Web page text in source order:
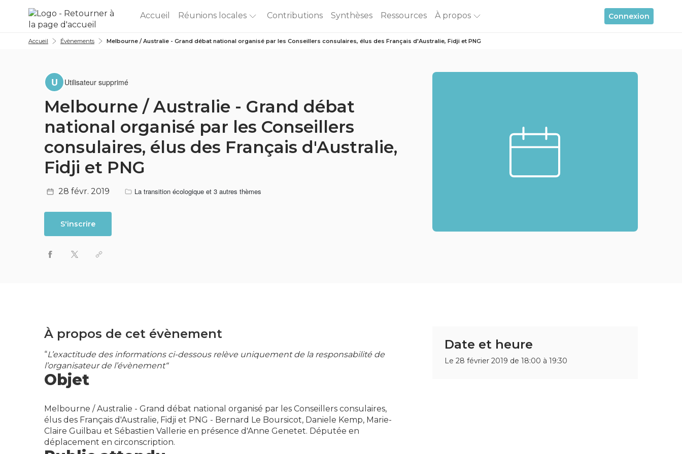
Aller au menu Aller au contenu
Accueil Réunions locales Contributions Synthèses Ressources À propos Connexion
Accueil Évènements Melbourne / Australie - Grand débat national organisé par les Conseillers consulaires, élus des Français d'Australie, Fidji et PNG
U Utilisateur supprimé
Melbourne / Australie - Grand débat
national organisé par les Conseillers
consulaires, élus des Français d'Australie,
Fidji et PNG
28 févr. 2019 La transition écologique et 3 autres thèmes
S'inscrire
À propos de cet évènement
“L’exactitude des informations ci-dessous relève uniquement de la responsabilité de
l’organisateur de l’évènement“
Objet
Melbourne / Australie - Grand débat national organisé par les Conseillers consulaires,
élus des Français d'Australie, Fidji et PNG - Bernard Le Boursicot, Daniele Kemp, Marie-
Claire Guilbau et Sébastien Vallerie en présence d'Anne Genetet. Députée en
déplacement en circonscription.
Date et heure
Le 28 février 2019 de 18:00 à 19:30